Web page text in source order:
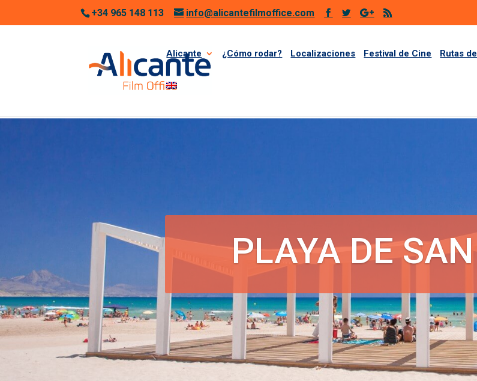
+34 965 148 113 info@alicantefilmoffice.com
Alicante ¿Cómo rodar? Localizaciones Festival de Cine Rutas
PLAYA DE